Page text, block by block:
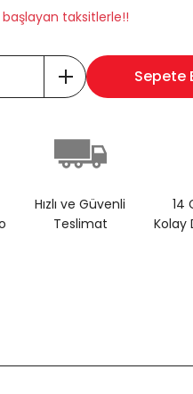
başlayan taksitlerle!!
Sepete
Hızlı ve Güvenli
Teslimat
14
Kolay